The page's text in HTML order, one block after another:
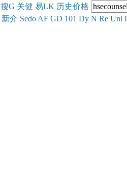
搜G 关健 易LK 历史价格
新介 Sedo AF GD 101 Dy N Re Uni